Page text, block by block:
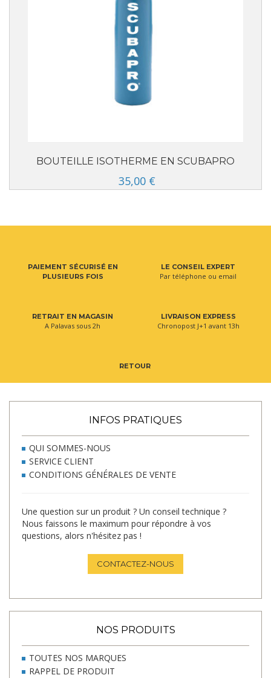
BOUTEILLE ISOTHERME EN SCUBAPRO
35,00 €
PAIEMENT SÉCURISÉ EN
PLUSIEURS FOIS
LE CONSEIL EXPERT
Par téléphone ou email
RETRAIT EN MAGASIN
A Palavas sous 2h
LIVRAISON EXPRESS
Chronopost J+1 avant 13h
RETOUR
INFOS PRATIQUES
QUI SOMMES-NOUS
SERVICE CLIENT
CONDITIONS GÉNÉRALES DE VENTE
Une question sur un produit ? Un conseil technique ?
Nous faissons le maximum pour répondre à vos
questions, alors n'hésitez pas !
CONTACTEZ-NOUS
NOS PRODUITS
TOUTES NOS MARQUES
RAPPEL DE PRODUIT